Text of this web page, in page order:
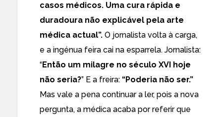
casos médicos. Uma cura rápida e
duradoura não explicável pela arte
médica actual”. O jornalista volta à carga,
e a ingénua feira cai na esparrela. Jornalista:
“Então um milagre no século XVI hoje
não seria?” E a freira: “Poderia não ser.”
Mas vale a pena continuar a ler, pois a nova
pergunta, a médica acaba por referir que